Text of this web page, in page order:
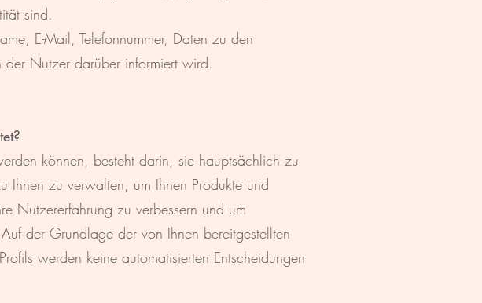
sind.
E-Mail, Telefonnummer, Daten zu den
Nutzer darüber informiert wird.
können, besteht darin, sie hauptsächlich zu
Ihnen zu verwalten, um Ihnen Produkte und
Nutzererfahrung zu verbessern und um
der Grundlage der von Ihnen bereitgestellten
werden keine automatisierten Entscheidungen